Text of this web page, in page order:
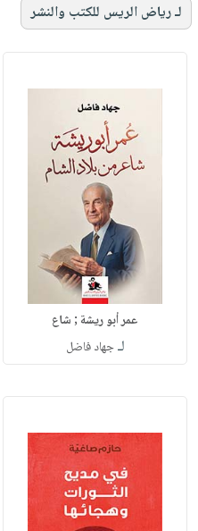
لـ رياض الريس للكتب والنشر
عمر أبو ريشة ; شاع
لـجهاد فاضل